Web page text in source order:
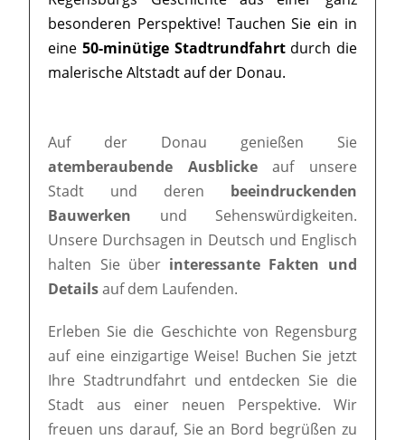
besonderen Perspektive! Tauchen Sie ein in
eine 50-minütige Stadtrundfahrtdurch die
malerische Altstadt auf der Donau.
Auf der Donau genießen Sie
atemberaubende Ausblickeauf unsere
Stadt und deren beeindruckenden
Bauwerken und Sehenswürdigkeiten.
Unsere Durchsagen in Deutsch und Englisch
halten Sie über interessante Fakten und
Detailsauf dem Laufenden.
Erleben Sie die Geschichte von Regensburg
auf eine einzigartige Weise! Buchen Sie jetzt
Ihre Stadtrundfahrt und entdecken Sie die
Stadt aus einer neuen Perspektive. Wir
freuen uns darauf, Sie an Bord begrüßen zu